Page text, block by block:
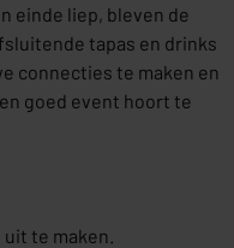
einde liep, bleven de
tapas en drinks
connecties te maken en
goed event hoort te
te maken.